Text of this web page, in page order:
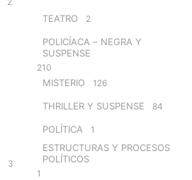
3
TEATRO 2
POLICÍACA – NEGRA Y
SUSPENSE
210
MISTERIO 126
THRILLER Y SUSPENSE 84
POLÍTICA 1
ESTRUCTURAS Y PROCESOS
POLÍTICOS
1